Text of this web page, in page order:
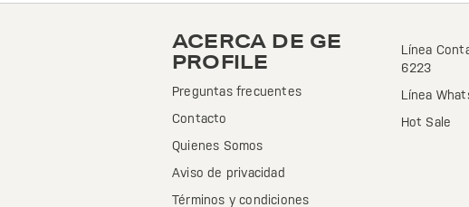
ACERCA DE GE
PROFILE
Preguntas frecuentes
Contacto
Quienes Somos
Aviso de privacidad
Términos y condiciones
Línea
6223
Línea
Hot Sale